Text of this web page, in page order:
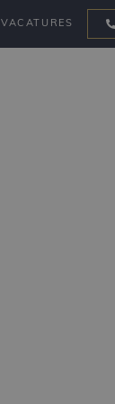
VACATURES